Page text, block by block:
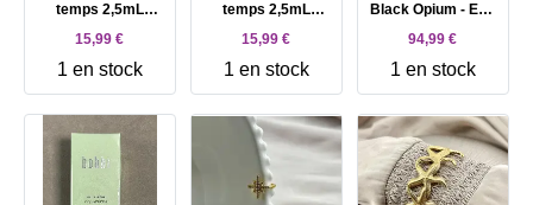
temps 2,5mL
colombe verte
15,99 €
1 en stock
temps 2,5mL
colombe bleu
15,99 €
1 en stock
Black Opium - Eau
de parfum
+ Eau de parfum
vaporisateur 10 ml
94,99 €
1 en stock